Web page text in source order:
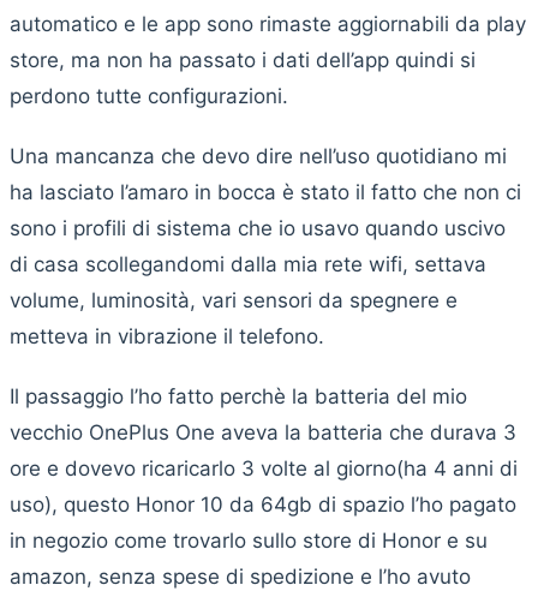
automatico e le app sono rimaste aggiornabili da play
store, ma non ha passato i dati dell’app quindi si
perdono tutte configurazioni.
Una mancanza che devo dire nell’uso quotidiano mi
ha lasciato l’amaro in bocca è stato il fatto che non ci
sono i profili di sistema che io usavo quando uscivo
di casa scollegandomi dalla mia rete wifi, settava
volume, luminosità, vari sensori da spegnere e
metteva in vibrazione il telefono.
Il passaggio l’ho fatto perchè la batteria del mio
vecchio OnePlus One aveva la batteria che durava 3
ore e dovevo ricaricarlo 3 volte al giorno(ha 4 anni di
uso), questo Honor 10 da 64gb di spazio l’ho pagato
in negozio come trovarlo sullo store di Honor e su
amazon, senza spese di spedizione e l’ho avuto